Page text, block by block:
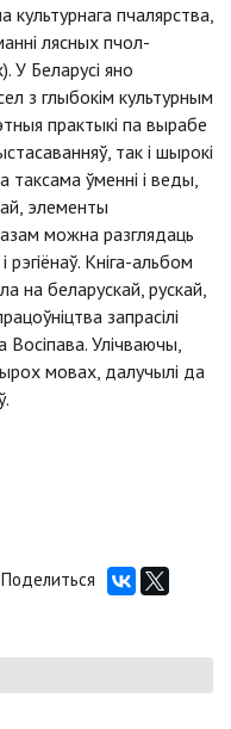
пчалярства,
лясных пчол-
У Беларусi яно
з глыбокiм культурным
практыкi па вырабе
так i шырокi
таксама ўменнi i веды,
элементы
можна разглядаць
рэгiёнаў. Кнiга-альбом
на беларускай, рускай,
запрасiлi
Восiпава. Улiчваючы,
мовах, далучылi да
Поделиться